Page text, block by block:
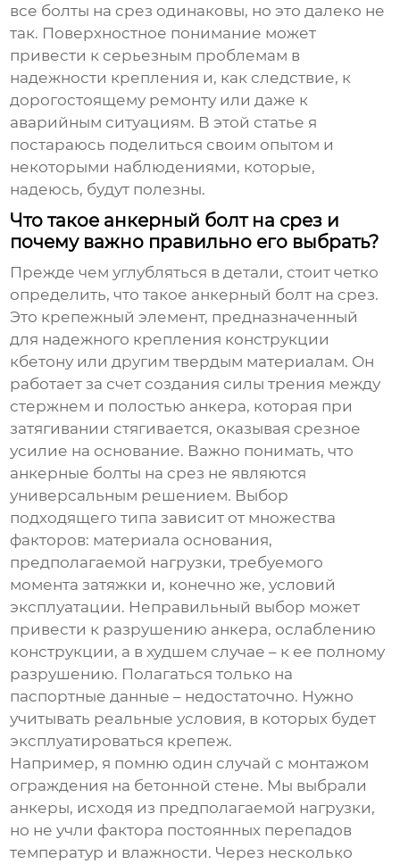
все болты на срез одинаковы, но это далеко не
так. Поверхностное понимание может
привести к серьезным проблемам в
надежности крепления и, как следствие, к
дорогостоящему ремонту или даже к
аварийным ситуациям. В этой статье я
постараюсь поделиться своим опытом и
некоторыми наблюдениями, которые,
надеюсь, будут полезны.
Что такое анкерный болт на срез и
почему важно правильно его выбрать?
Прежде чем углубляться в детали, стоит четко
определить, что такое анкерный болт на срез.
Это крепежный элемент, предназначенный
для надежного крепления конструкции
кбетону или другим твердым материалам. Он
работает за счет создания силы трения между
стержнем и полостью анкера, которая при
затягивании стягивается, оказывая срезное
усилие на основание. Важно понимать, что
анкерные болты на срез не являются
универсальным решением. Выбор
подходящего типа зависит от множества
факторов: материала основания,
предполагаемой нагрузки, требуемого
момента затяжки и, конечно же, условий
эксплуатации. Неправильный выбор может
привести к разрушению анкера, ослаблению
конструкции, а в худшем случае – к ее полному
разрушению. Полагаться только на
паспортные данные – недостаточно. Нужно
учитывать реальные условия, в которых будет
эксплуатироваться крепеж.
Например, я помню один случай с монтажом
ограждения на бетонной стене. Мы выбрали
анкеры, исходя из предполагаемой нагрузки,
но не учли фактора постоянных перепадов
температур и влажности. Через несколько